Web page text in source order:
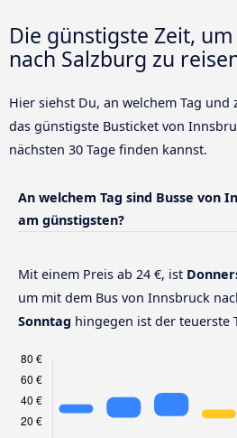
Die günstigste Zeit,
nach Salzburg zu
Hier siehst Du, an welchem Tag und
das günstigste Busticket von
nächsten 30 Tage finden kannst.
An welchem Tag sind Busse von
am günstigsten?
Mit einem Preis ab 24 €, ist
um mit dem Bus von Innsbruck
Sonntag hingegen ist der teuerste